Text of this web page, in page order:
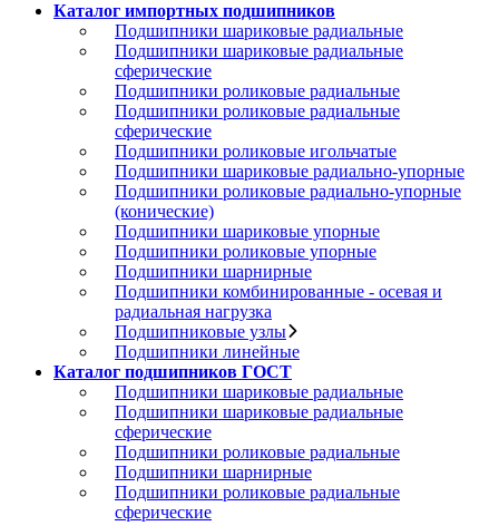
Каталог импортных подшипников
Подшипники шариковые радиальные
Подшипники шариковые радиальные
сферические
Подшипники роликовые радиальные
Подшипники роликовые радиальные
сферические
Подшипники роликовые игольчатые
Подшипники шариковые радиально-упорные
Подшипники роликовые радиально-упорные
(конические)
Подшипники шариковые упорные
Подшипники роликовые упорные
Подшипники шарнирные
Подшипники комбинированные - осевая и
радиальная нагрузка
Подшипниковые узлы
Подшипники линейные
Каталог подшипников ГОСТ
Подшипники шариковые радиальные
Подшипники шариковые радиальные
сферические
Подшипники роликовые радиальные
Подшипники шарнирные
Подшипники роликовые радиальные
сферические